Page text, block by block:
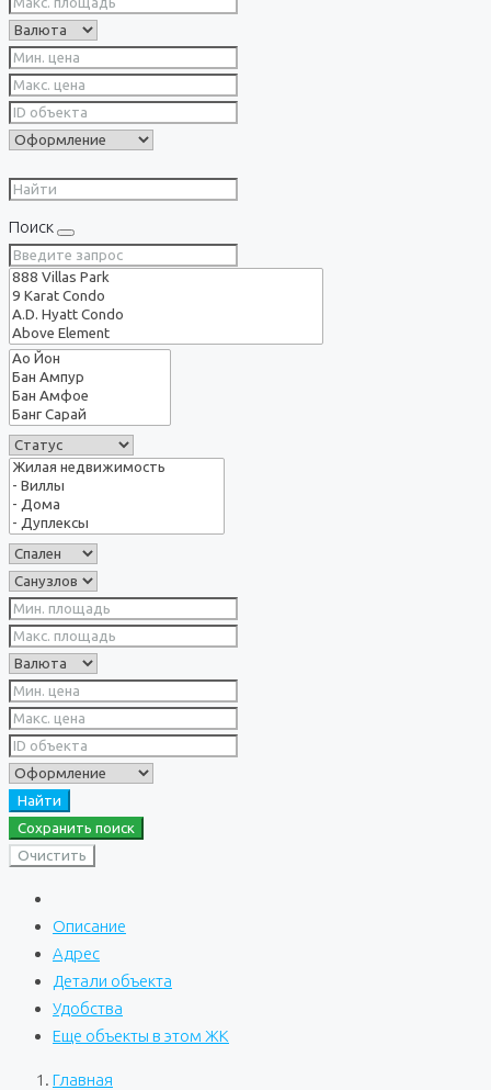
Поиск
Найти
Сохранить поиск
Очистить
Описание
Адрес
Детали объекта
Удобства
Еще объекты в этом ЖК
Главная